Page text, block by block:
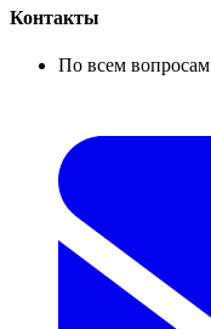
Контакты
По всем вопросам